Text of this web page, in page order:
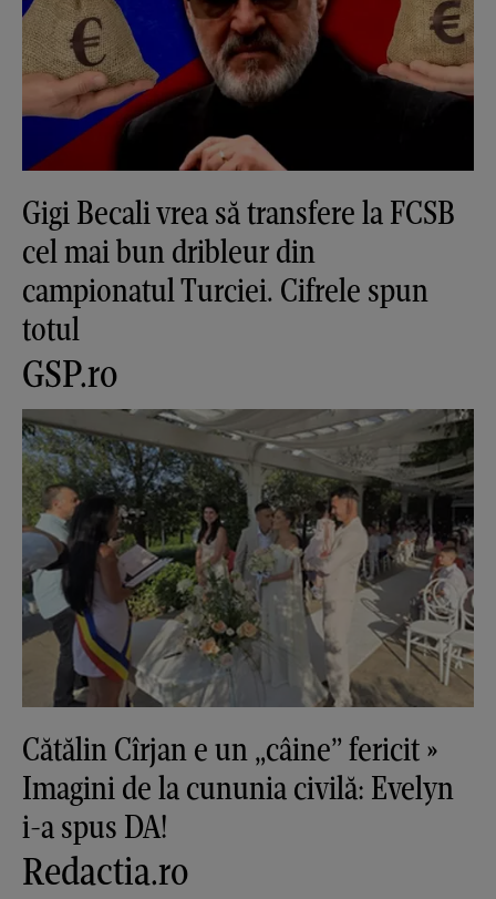
Gigi Becali vrea să transfere la FCSB
cel mai bun dribleur din
campionatul Turciei. Cifrele spun
totul
GSP.ro
Cătălin Cîrjan e un „câine” fericit »
Imagini de la cununia civilă: Evelyn
i-a spus DA!
Redactia.ro